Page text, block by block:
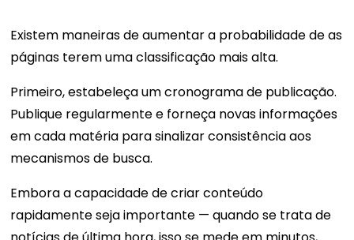
Existem maneiras de aumentar a probabilidade de as
páginas terem uma classificação mais alta.
Primeiro, estabeleça um cronograma de publicação.
Publique regularmente e forneça novas informações
em cada matéria para sinalizar consistência aos
mecanismos de busca.
Embora a capacidade de criar conteúdo
rapidamente seja importante — quando se trata de